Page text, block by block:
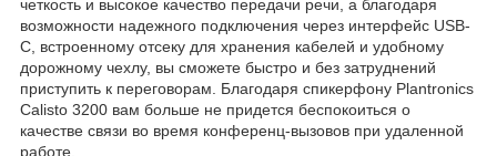
четкость и высокое качество передачи речи, а благодаря
возможности надежного подключения через интерфейс USB-
C, встроенному отсеку для хранения кабелей и удобному
дорожному чехлу, вы сможете быстро и без затруднений
приступить к переговорам. Благодаря спикерфону Plantronics
Calisto 3200 вам больше не придется беспокоиться о
качестве связи во время конференц-вызовов при удаленной
работе.